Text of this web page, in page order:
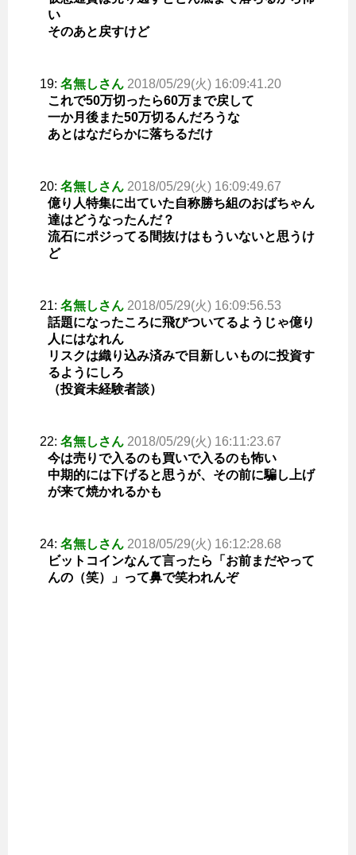
い
そのあと戻すけど
19: 名無しさん 2018/05/29(火) 16:09:41.20
これで50万切ったら60万まで戻して
一か月後また50万切るんだろうな
あとはなだらかに落ちるだけ
20: 名無しさん 2018/05/29(火) 16:09:49.67
億り人特集に出ていた自称勝ち組のおばちゃん
達はどうなったんだ？
流石にポジってる間抜けはもういないと思うけ
ど
21: 名無しさん 2018/05/29(火) 16:09:56.53
話題になったころに飛びついてるようじゃ億り
人にはなれん
リスクは織り込み済みで目新しいものに投資す
るようにしろ
（投資未経験者談）
22: 名無しさん 2018/05/29(火) 16:11:23.67
今は売りで入るのも買いで入るのも怖い
中期的には下げると思うが、その前に騙し上げ
が来て焼かれるかも
24: 名無しさん 2018/05/29(火) 16:12:28.68
ビットコインなんて言ったら「お前まだやって
んの（笑）」って鼻で笑われんぞ